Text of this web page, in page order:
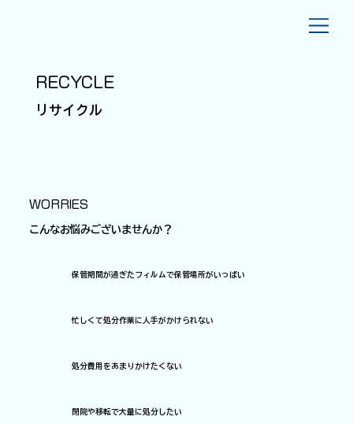
RECYCLE
​リサイクル
WORRIES
こんなお悩みございませんか？
保管期間が過ぎたフィルムで保管場所がいっぱい
忙しくて処分作業に人手がかけられない
処分費用をあまりかけたくない
閉院や移転で大量に処分したい